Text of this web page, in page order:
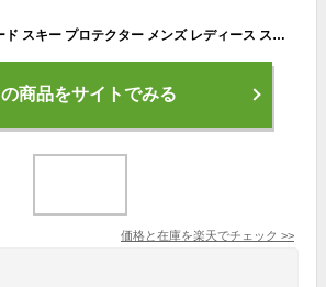
ヘルメット スノーボード スキー プロテクター メンズ レディース スノーボード用 スノーボード ヘルメット スノー スキー スノボ スケート スケボー BMX 自転車 男性用 女性用 スノーボードウェア スキーウェア ゴーグル と PONH-1982
商品をサイトでみる
価格と在庫を楽天でチェック >>